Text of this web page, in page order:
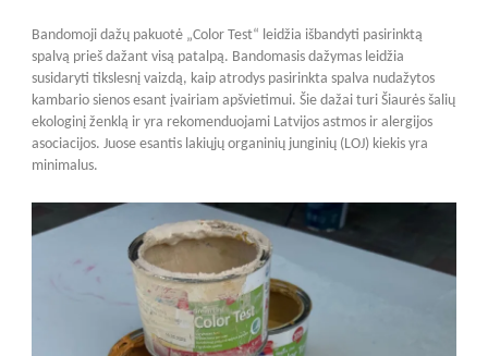
Bandomoji dažų pakuotė „Color Test“ leidžia išbandyti pasirinktą
spalvą prieš dažant visą patalpą. Bandomasis dažymas leidžia
susidaryti tikslesnį vaizdą, kaip atrodys pasirinkta spalva nudažytos
kambario sienos esant įvairiam apšvietimui. Šie dažai turi Šiaurės šalių
ekologinį ženklą ir yra rekomenduojami Latvijos astmos ir alergijos
asociacijos. Juose esantis lakiųjų organinių junginių (LOJ) kiekis yra
minimalus.